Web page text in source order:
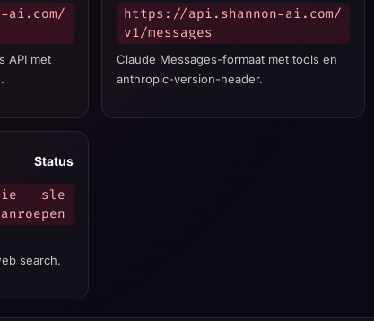
ai.com/
API met
https://api.shannon-ai.com/
v1/messages
Claude Messages-formaat met tools en
anthropic-version-header.
Status
- sle
search.